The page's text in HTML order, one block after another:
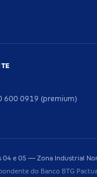
600 0919 (premium)
04 e 05 — Zona Industrial
do Banco BTG